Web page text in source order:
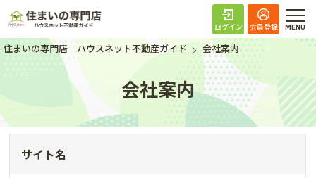
住まいの専門店 ハ
ログイン 会員登録
住まいの専門店 ハウスネット不動産ガイド 会社案内
会社案内
サイト名